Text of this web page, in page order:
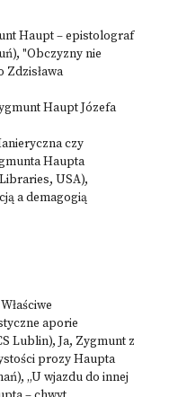
Haupt – epistolograf
"Obczyzny nie
Zdzisława
Haupt Józefa
czy
Haupta
USA),
a demagogią
aporie
Lublin), Ja, Zygmunt z
prozy Haupta
„U wjazdu do innej